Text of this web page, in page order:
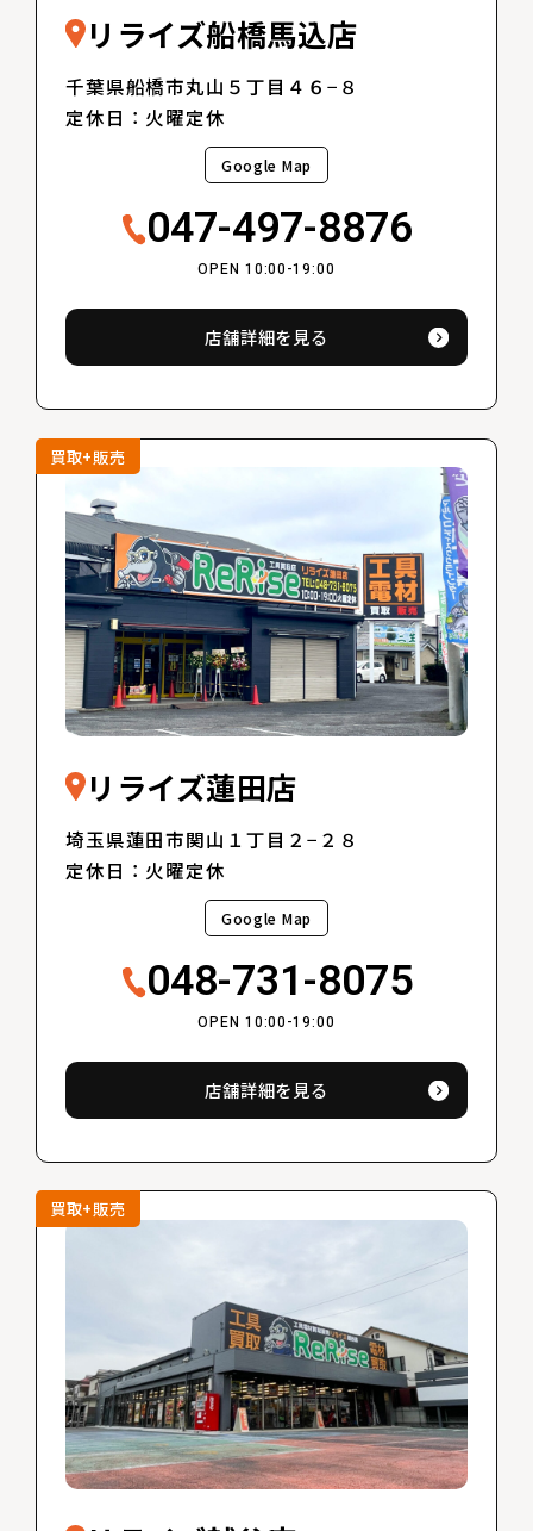
リライズ船橋馬込店
千葉県船橋市丸山５丁目４６−８
定休日：火曜定休
Google Map
047-497-8876
OPEN 10:00-19:00
店舗詳細を見る
買取+販売
リライズ蓮田店
埼玉県蓮田市関山１丁目２−２８
定休日：火曜定休
Google Map
048-731-8075
OPEN 10:00-19:00
店舗詳細を見る
買取+販売